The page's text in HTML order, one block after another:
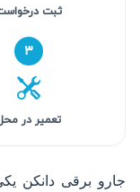
ثبت
۳
تعمیر در
جارو برقی دانکن